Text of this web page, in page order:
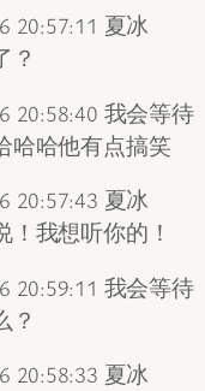
20:57:11 夏冰
？
20:58:40 我会等待
哈哈他有点搞笑
20:57:43 夏冰
！我想听你的！
20:59:11 我会等待
？
20:58:33 夏冰